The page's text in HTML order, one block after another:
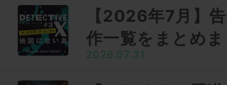
【2026年7月】
作一覧をまとめ
2026.07.31